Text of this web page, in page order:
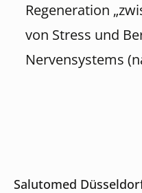
Regeneration
von Stress und
Nervensystems
Salutomed